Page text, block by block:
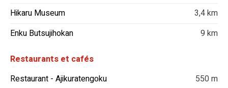
Hikaru Museum
3,4 km
Enku Butsujihokan
9 km
Restaurants et cafés
Restaurant - Ajikuratengoku
550 m